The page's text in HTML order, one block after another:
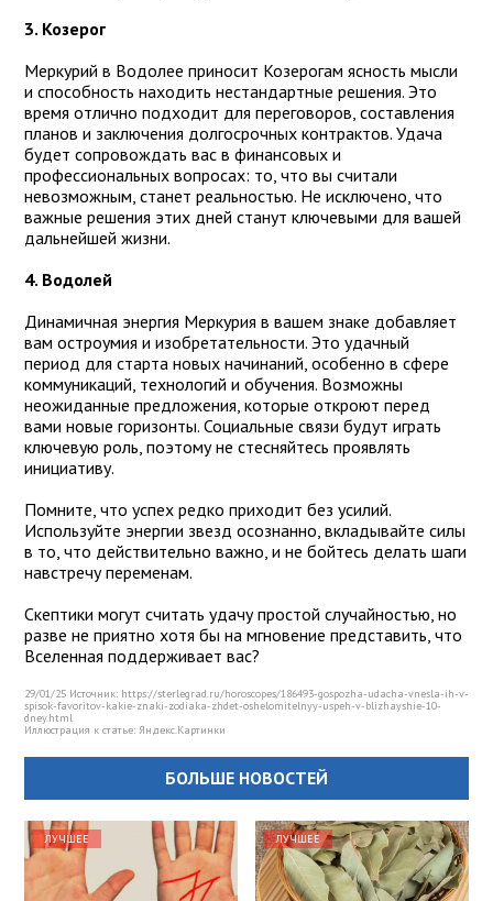
3. Козерог
Меркурий в Водолее приносит Козерогам ясность мысли
и способность находить нестандартные решения. Это
время отлично подходит для переговоров, составления
планов и заключения долгосрочных контрактов. Удача
будет сопровождать вас в финансовых и
профессиональных вопросах: то, что вы считали
невозможным, станет реальностью. Не исключено, что
важные решения этих дней станут ключевыми для вашей
дальнейшей жизни.
4. Водолей
Динамичная энергия Меркурия в вашем знаке добавляет
вам остроумия и изобретательности. Это удачный
период для старта новых начинаний, особенно в сфере
коммуникаций, технологий и обучения. Возможны
неожиданные предложения, которые откроют перед
вами новые горизонты. Социальные связи будут играть
ключевую роль, поэтому не стесняйтесь проявлять
инициативу.
Помните, что успех редко приходит без усилий.
Используйте энергии звезд осознанно, вкладывайте силы
в то, что действительно важно, и не бойтесь делать шаги
навстречу переменам.
Скептики могут считать удачу простой случайностью, но
разве не приятно хотя бы на мгновение представить, что
Вселенная поддерживает вас?
29/01/25 Источник: https://sterlegrad.ru/horoscopes/186493-gospozha-udacha-vnesla-ih-v-
spisok-favoritov-kakie-znaki-zodiaka-zhdet-oshelomitelnyy-uspeh-v-blizhayshie-10-
dney.html
Иллюстрация к статье: Яндекс.Картинки
БОЛЬШЕ НОВОСТЕЙ
ЛУЧШЕЕ ЛУЧШЕЕ